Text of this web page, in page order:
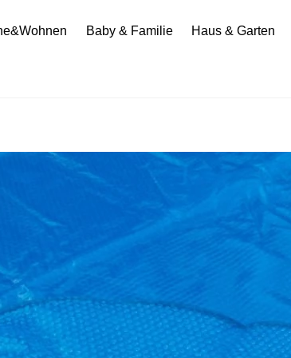
Baby & Familie Haus & Garten